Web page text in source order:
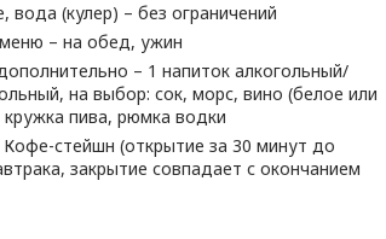
вода (кулер) – без ограничений
– на обед, ужин
– 1 напиток алкогольный/
на выбор: сок, морс, вино (белое или
кружка пива, рюмка водки
стейшн (открытие за 30 минут до
закрытие совпадает с окончанием